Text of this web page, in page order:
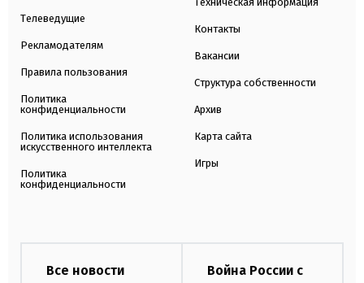
Телеведущие
Рекламодателям
Правила пользования
Политика
конфиденциальности
Политика использования
искусственного интеллекта
Политика
конфиденциальности
Контакты
Вакансии
Структура собственности
Архив
Карта сайта
Игры
Все новости
Война России с